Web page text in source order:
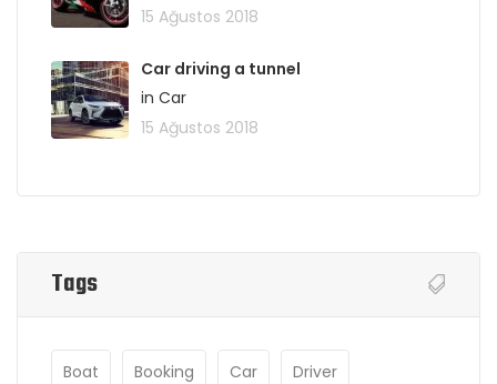
15 Ağustos 2018
Car driving a tunnel
in Car
15 Ağustos 2018
Tags
Boat Booking Car Driver